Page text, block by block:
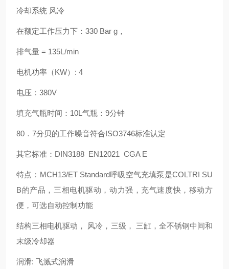
冷却系统 风冷
在额定工作压力下：330 Bar g，
排气量 = 135L/min
电机功率（KW）: 4
电压：380V
填充气瓶时间：10L气瓶：9分钟
80．7分贝的工作噪音符合ISO3746标准认定
其它标准：DIN3188 EN12021 CGA E
特点：MCH13/ET Standard呼吸空气充填泵是COLTRI SU
B的产品，三相电机驱动，动力强，充气速度快，移动方
便，可选自动控制功能
结构三相电机驱动， 风冷，三级， 三缸，全不锈钢中间和
末级冷却器
润滑: 飞溅式润滑